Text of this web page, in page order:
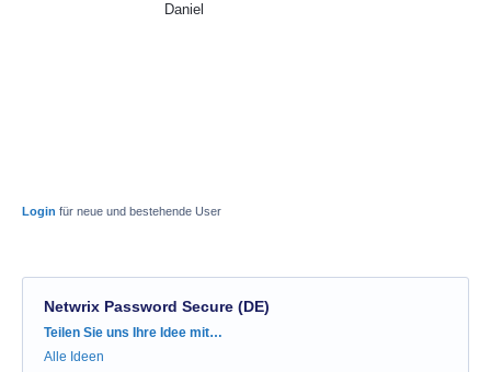
Daniel
Login für neue und bestehende User
Netwrix Password Secure (DE)
Kategorien
Teilen Sie uns Ihre Idee mit…
Alle Ideen